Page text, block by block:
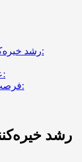
رشد خیره‌کننده آلت کوین‌ها پس از انتخابات آمریکا:
عوامل مؤثر بر رشد آلت کوین‌ها:
فرصت‌های سرمایه‌گذاری و ریسک‌ها:
رشد